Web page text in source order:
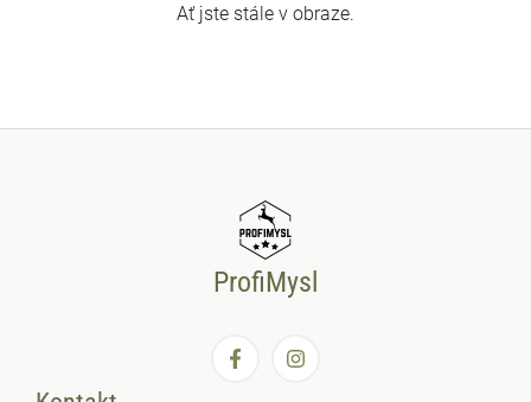
Ať jste stále v obraze.
ProfiMysl